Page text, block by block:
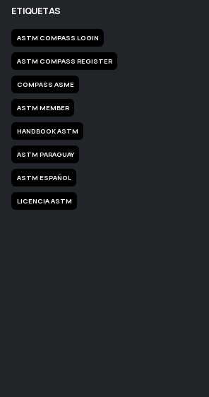
ETIQUETAS
ASTM COMPASS LOGIN
ASTM COMPASS REGISTER
COMPASS ASME
ASTM MEMBER
HANDBOOK ASTM
ASTM PARAGUAY
ASTM ESPAÑOL
LICENCIA ASTM